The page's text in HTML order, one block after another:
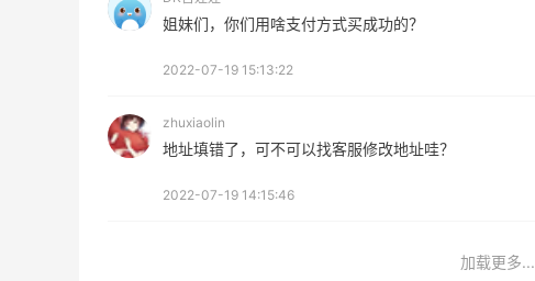
姐妹们，你们用啥支付方式买成功的？
2022-07-19 15:13:22
zhuxiaolin
地址填错了，可不可以找客服修改地址哇？
2022-07-19 14:15:46
加载更多...
最高2%返利
最高3%返利
510人获得返利